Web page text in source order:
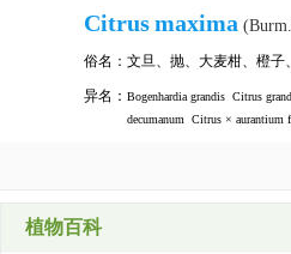
Citrusmaxima
俗名： 文旦、 抛、 大麦柑、 橙子、
异名： Bogenhardia grandis Citrus
decumanum
Citrus × aurantium
植物百科